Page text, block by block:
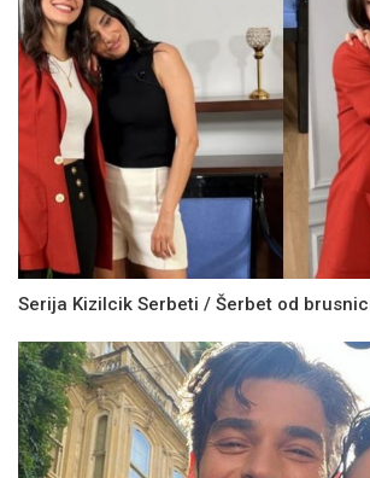
Serija Kizilcik Serbeti / Šerbet od